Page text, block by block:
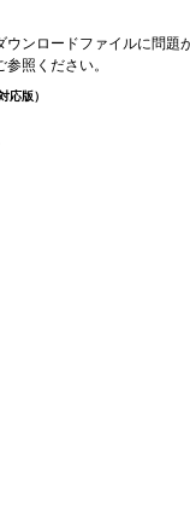
ウンロードファイルに問題
照ください。
応版）